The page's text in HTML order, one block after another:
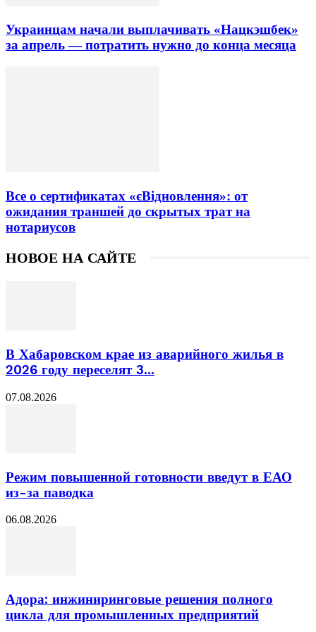
Украинцам начали выплачивать «Нацкэшбек»
за апрель — потратить нужно до конца месяца
Все о сертификатах «єВідновлення»: от
ожидания траншей до скрытых трат на
нотариусов
НОВОЕ НА САЙТЕ
В Хабаровском крае из аварийного жилья в
2026 году переселят 3...
07.08.2026
Режим повышенной готовности введут в ЕАО
из-за паводка
06.08.2026
Адора: инжиниринговые решения полного
цикла для промышленных предприятий